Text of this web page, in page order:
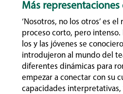
Más
‘Nosotros, no los otros’ es
proceso corto, pero intenso.
los y las jóvenes se
introdujeron al mundo del
diferentes dinámicas para
empezar a conectar con su
capacidades